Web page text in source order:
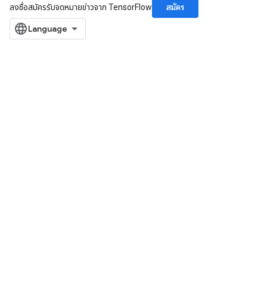
ลงชื่อสมัครรับจดหมายข่าวจาก TensorFlow
สมัคร